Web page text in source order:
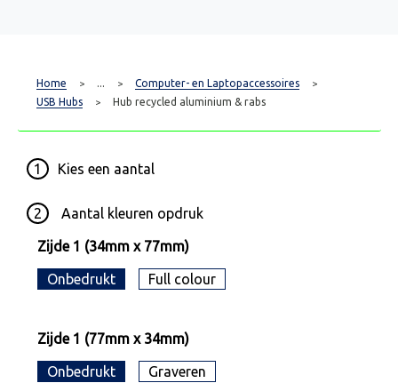
Home > ... > Computer- en Laptopaccessoires >
USB Hubs > Hub recycled aluminium & rabs
1 Kies een aantal
2 Aantal kleuren opdruk
Zijde 1 (34mm x 77mm)
Onbedrukt Full colour
Zijde 1 (77mm x 34mm)
Onbedrukt Graveren